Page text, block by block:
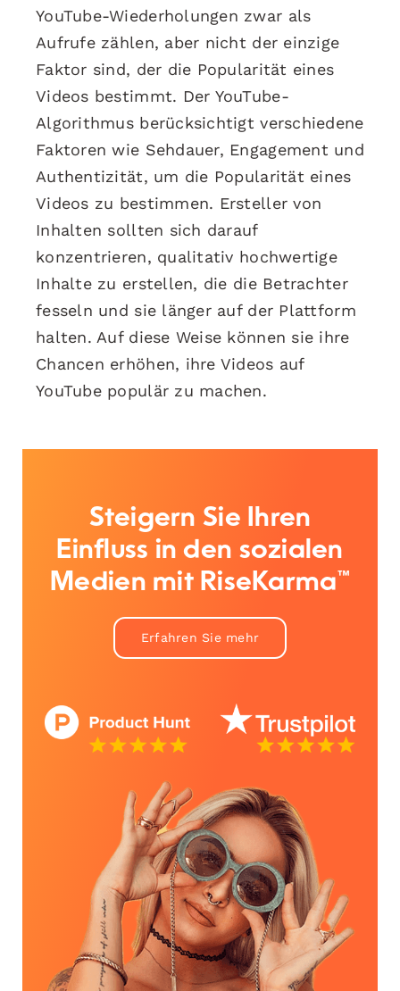
YouTube-Wiederholungen zwar als
Aufrufe zählen, aber nicht der einzige
Faktor sind, der die Popularität eines
Videos bestimmt. Der YouTube-
Algorithmus berücksichtigt verschiedene
Faktoren wie Sehdauer, Engagement und
Authentizität, um die Popularität eines
Videos zu bestimmen. Ersteller von
Inhalten sollten sich darauf
konzentrieren, qualitativ hochwertige
Inhalte zu erstellen, die die Betrachter
fesseln und sie länger auf der Plattform
halten. Auf diese Weise können sie ihre
Chancen erhöhen, ihre Videos auf
YouTube populär zu machen.
Steigern Sie Ihren
Einfluss in den sozialen
Medien mit RiseKarma™
Erfahren Sie mehr